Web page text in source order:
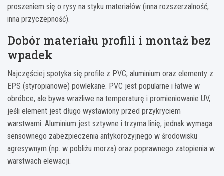
proszeniem się o rysy na styku materiałów (inna rozszerzalność,
inna przyczepność).
Dobór materiału profili i montaż bez
wpadek
Najczęściej spotyka się profile z PVC, aluminium oraz elementy z
EPS (styropianowe) powlekane. PVC jest popularne i łatwe w
obróbce, ale bywa wrażliwe na temperaturę i promieniowanie UV,
jeśli element jest długo wystawiony przed przykryciem
warstwami. Aluminium jest sztywne i trzyma linię, jednak wymaga
sensownego zabezpieczenia antykorozyjnego w środowisku
agresywnym (np. w pobliżu morza) oraz poprawnego zatopienia w
warstwach elewacji.